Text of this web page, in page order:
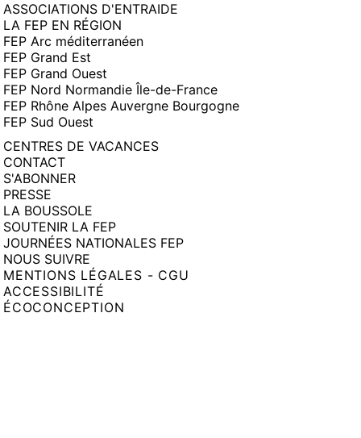
ASSOCIATIONS D'ENTRAIDE
LA FEP EN RÉGION
FEP Arc méditerranéen
FEP Grand Est
FEP Grand Ouest
FEP Nord Normandie Île-de-France
FEP Rhône Alpes Auvergne Bourgogne
FEP Sud Ouest
CENTRES DE VACANCES
CONTACT
S'ABONNER
PRESSE
LA BOUSSOLE
SOUTENIR LA FEP
JOURNÉES NATIONALES FEP
NOUS SUIVRE
MENTIONS LÉGALES - CGU
ACCESSIBILITÉ
ÉCOCONCEPTION